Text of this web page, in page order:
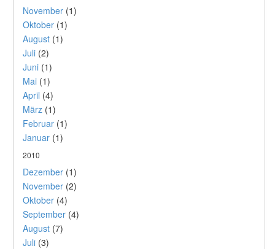
November (1)
Oktober (1)
August (1)
Juli (2)
Juni (1)
Mai (1)
April (4)
März (1)
Februar (1)
Januar (1)
2010
Dezember (1)
November (2)
Oktober (4)
September (4)
August (7)
Juli (3)